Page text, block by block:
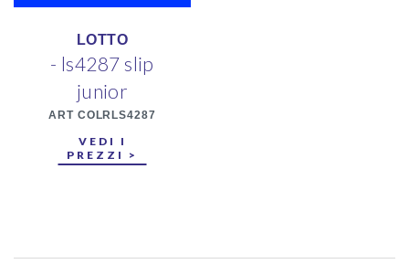
LOTTO
- ls4287 slip
junior
ART COLRLS4287
VEDI I
PREZZI >